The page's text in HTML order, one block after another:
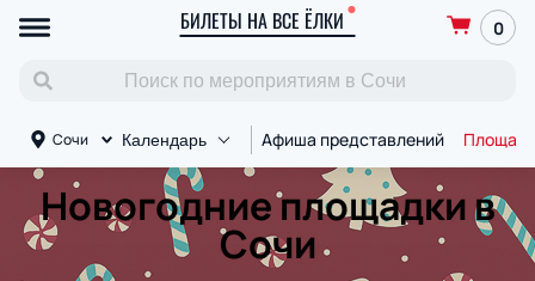
БИЛЕТЫ НА ВСЕ ЁЛКИ 0
Сочи Календарь Афиша представлений
Новогодние площадки в
Сочи